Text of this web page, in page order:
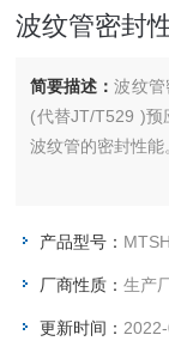
波纹管密封
简要描述：波纹管
(代替JT/T529 )预
波纹管的密封性能
产品型号：
厂商性质：生产
更新时间：